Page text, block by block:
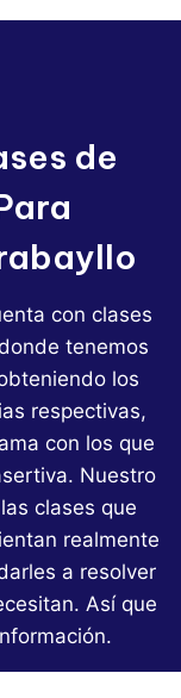
de
con clases
tenemos
los
respectivas,
con los que
Nuestro
clases que
realmente
a resolver
Así que